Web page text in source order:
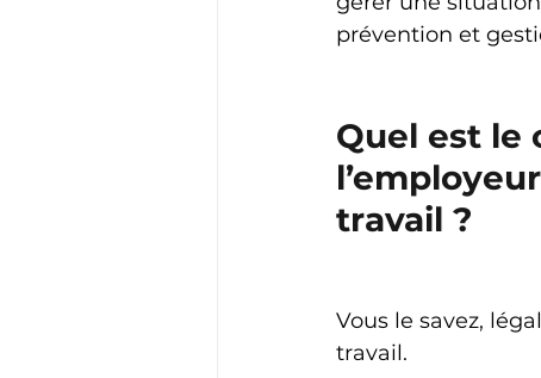
prévention et
Quel est le
travail ?
Vous le savez,
travail.